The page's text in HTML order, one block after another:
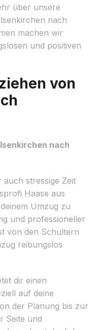
über unsere
nach
machen wir
und positiven
von
nach
stressige Zeit
Haase aus
Umzug zu
und professioneller
von den Schultern
reibungslos
dir einen
auf deine
der Planung bis zur
Seite und